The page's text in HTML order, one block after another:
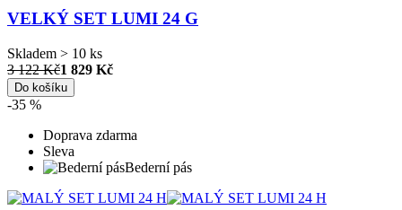
VELKÝ SET LUMI 24 G
Skladem > 10 ks
3 122 Kč1 829 Kč
Do košíku
-35 %
Doprava zdarma
Sleva
Bederní pás